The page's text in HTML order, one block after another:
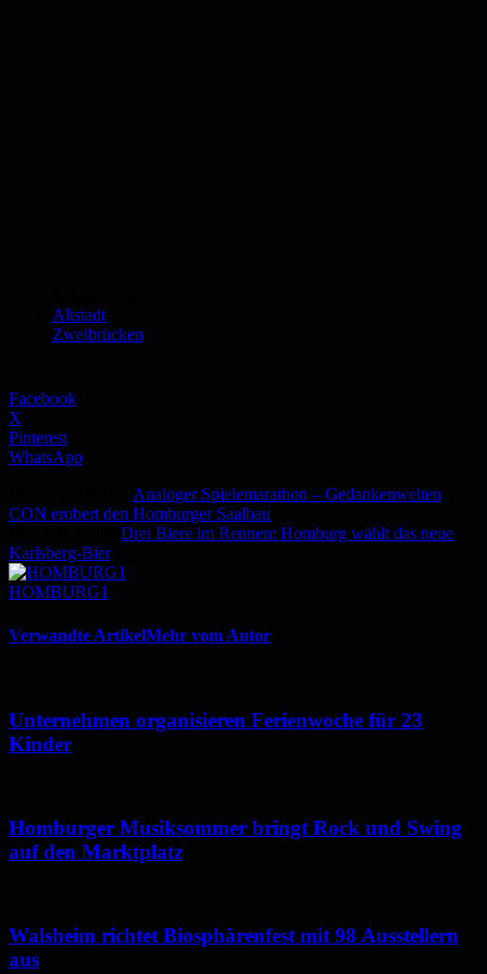
Altstadt
Zweibrücken
Facebook
X
Pinterest
WhatsApp
Analoger Spielemarathon – Gedankenwelten
CON erobert den Homburger Saalbau
Drei Biere im Rennen: Homburg wählt das neue
Karlsberg-Bier
HOMBURG1
Verwandte ArtikelMehr vom Autor
Unternehmen organisieren Ferienwoche für 23
Kinder
Homburger Musiksommer bringt Rock und Swing
auf den Marktplatz
Walsheim richtet Biosphärenfest mit 98 Ausstellern
aus